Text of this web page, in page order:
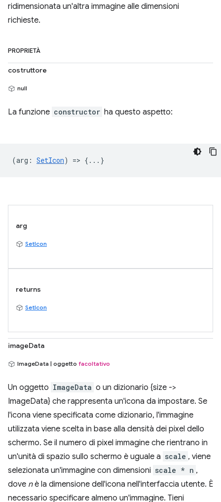
ridimensionata un'altra immagine alle dimensioni
richieste.
PROPRIETÀ
costruttore
null
La funzione constructor ha questo aspetto:
(arg : SetIcon) => {...}
arg
SetIcon
returns
SetIcon
imageData
ImageData | oggetto facoltativo
Un oggetto ImageData o un dizionario {size ->
ImageData} che rappresenta un'icona da impostare. Se
l'icona viene specificata come dizionario, l'immagine
utilizzata viene scelta in base alla densità dei pixel dello
schermo. Se il numero di pixel immagine che rientrano in
un'unità di spazio sullo schermo è uguale a scale , viene
selezionata un'immagine con dimensioni scale * n ,
dove nè la dimensione dell'icona nell'interfaccia utente. È
necessario specificare almeno un'immagine. Tieni